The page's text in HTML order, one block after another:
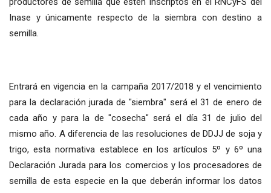
Inase y únicamente respecto de la siembra con destino a
semilla.
Entrará en vigencia en la campaña 2017/2018 y el vencimiento
para la declaración jurada de "siembra" será el 31 de enero de
cada año y para la de "cosecha" será el día 31 de julio del
mismo año. A diferencia de las resoluciones de DDJJ de soja y
trigo, esta normativa establece en los artículos 5º y 6º una
Declaración Jurada para los comercios y los procesadores de
semilla de esta especie en la que deberán informar los datos